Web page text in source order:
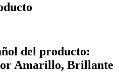
del producto:
Amarillo, Brillante